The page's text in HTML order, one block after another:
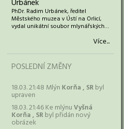
Urbánek
PhDr. Radim Urbánek, ředitel
Městského muzea v Ústí na Orlicí,
vydal unikátní soubor mlynářských…
Více...
POSLEDNÍ ZMĚNY
18.03. 21:48 Mlýn Korňa , SRbyl
upraven
18.03. 21:46 Ke mlýnuVyšná
Korňa , SRbyl přidán nový
obrázek